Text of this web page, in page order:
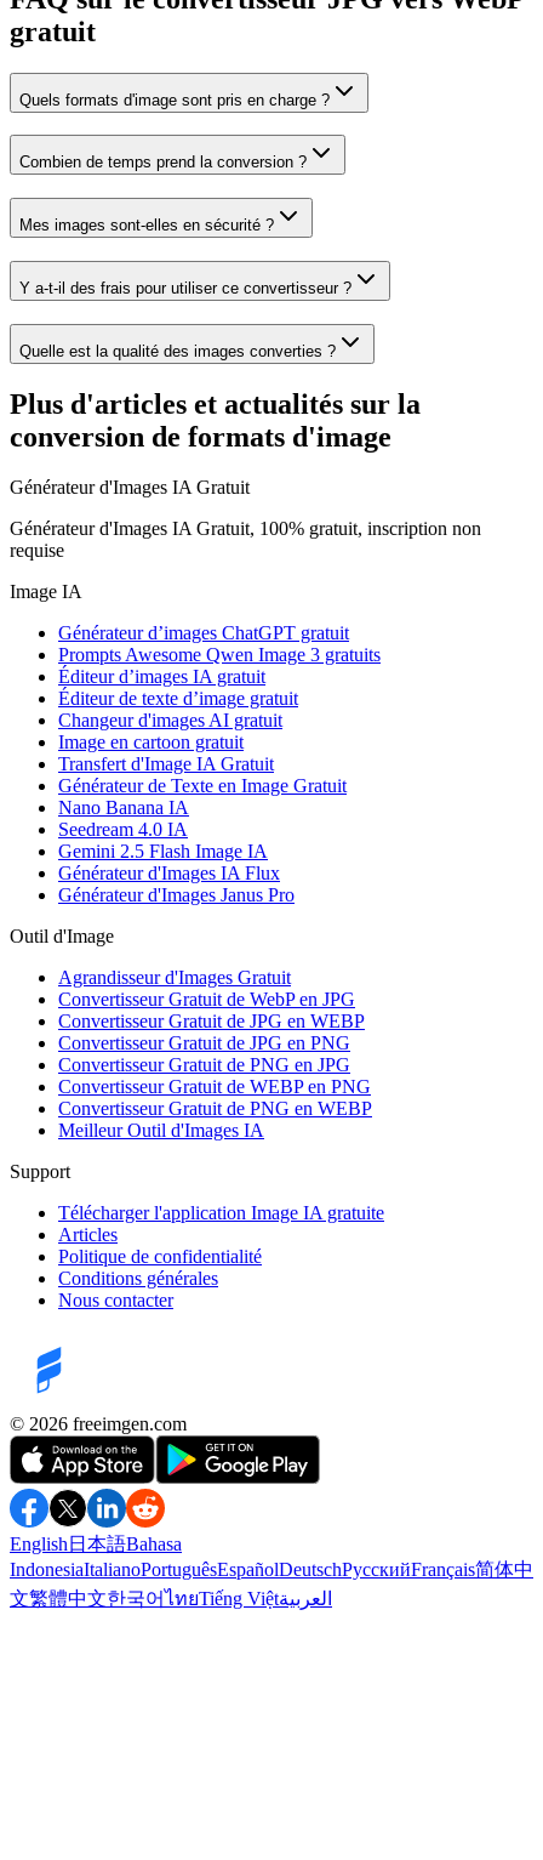
gratuit
Quels formats d'image sont pris en charge ?
Combien de temps prend la conversion ?
Mes images sont-elles en sécurité ?
Y a-t-il des frais pour utiliser ce convertisseur ?
Quelle est la qualité des images converties ?
Plus d'articles et actualités sur la
conversion de formats d'image
Générateur d'Images IA Gratuit
Générateur d'Images IA Gratuit, 100% gratuit, inscription non
requise
Image IA
Générateur d’images ChatGPT gratuit
Prompts Awesome Qwen Image 3 gratuits
Éditeur d’images IA gratuit
Éditeur de texte d’image gratuit
Changeur d'images AI gratuit
Image en cartoon gratuit
Transfert d'Image IA Gratuit
Générateur de Texte en Image Gratuit
Nano Banana IA
Seedream 4.0 IA
Gemini 2.5 Flash Image IA
Générateur d'Images IA Flux
Générateur d'Images Janus Pro
Outil d'Image
Agrandisseur d'Images Gratuit
Convertisseur Gratuit de WebP en JPG
Convertisseur Gratuit de JPG en WEBP
Convertisseur Gratuit de JPG en PNG
Convertisseur Gratuit de PNG en JPG
Convertisseur Gratuit de WEBP en PNG
Convertisseur Gratuit de PNG en WEBP
Meilleur Outil d'Images IA
Support
Télécharger l'application Image IA gratuite
Articles
Politique de confidentialité
Conditions générales
Nous contacter
©️ 2026 freeimgen.com
English日本語Bahasa
IndonesiaItalianoPortuguêsEspañolDeutschРусскийFrançais简体中
文繁體中文한국어ไทยTiếng Việtالعربية